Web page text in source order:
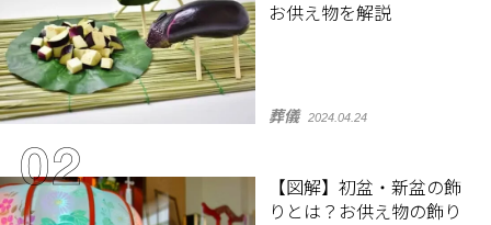
お供え物を解説
葬儀 2024.04.24
【図解】初盆・新盆の飾
りとは？お供え物の飾り